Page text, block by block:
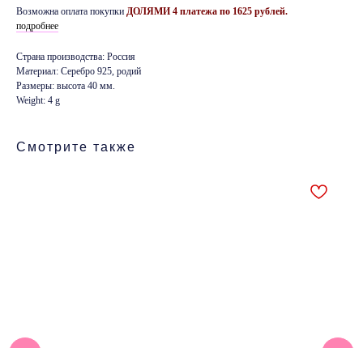
Возможна оплата покупки ДОЛЯМИ 4 платежа по 1625 рублей.
подробнее
Страна производства: Россия
Материал: Серебро 925, родий
Размеры: высота 40 мм.
Weight: 4 g
Смотрите также